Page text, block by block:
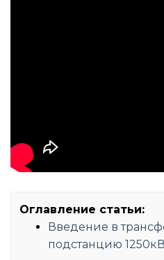
Оглавление статьи:
Введение в
подстанцию